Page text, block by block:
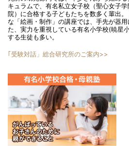
キュラムで、有名私立女子校（聖心女子
院）に合格する子どもたちを数多く輩出
な「絵画・制作」の講座では、手先が器
た、実力を重視している有名小学校(暁星
する生徒も多い。
｢受験対話」総合研究所のご案内>>